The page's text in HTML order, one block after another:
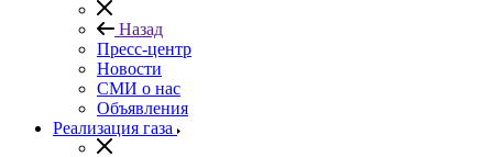
Назад
Пресс-центр
Новости
СМИ о нас
Объявления
Реализация газа